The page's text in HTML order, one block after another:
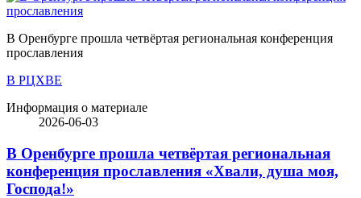
В Оренбурге прошла четвёртая региональная конференция
прославления
В РЦХВЕ
Информация о материале
2026-06-03
В Оренбурге прошла четвёртая региональная
конференция прославления «Хвали, душа моя,
Господа!»